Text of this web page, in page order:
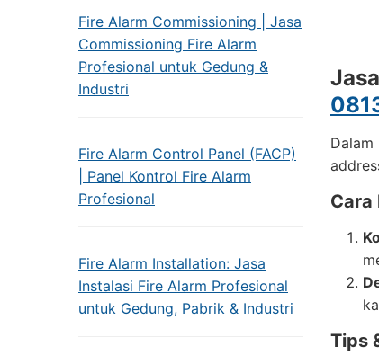
Fire Alarm Commissioning | Jasa
Commissioning Fire Alarm
Profesional untuk Gedung &
Industri
Fire Alarm Control Panel (FACP)
| Panel Kontrol Fire Alarm
Profesional
Fire Alarm Installation: Jasa
Instalasi Fire Alarm Profesional
untuk Gedung, Pabrik & Industri
Cara
Tips